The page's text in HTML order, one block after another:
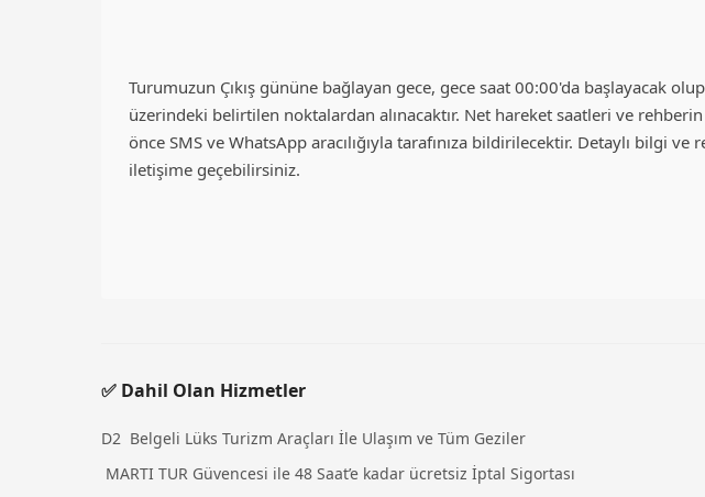
Turumuzun Çıkış gününe bağlayan gece, gece saat 00:00'da başlayacak olup,
üzerindeki belirtilen noktalardan alınacaktır. Net hareket saatleri ve
önce SMS ve WhatsApp aracılığıyla tarafınıza bildirilecektir. Detaylı bilgi ve
iletişime geçebilirsiniz.
✅ Dahil Olan Hizmetler
D2 Belgeli Lüks Turizm Araçları İle Ulaşım ve Tüm Geziler
MARTI TUR Güvencesi ile 48 Saat’e kadar ücretsiz İptal Sigortası